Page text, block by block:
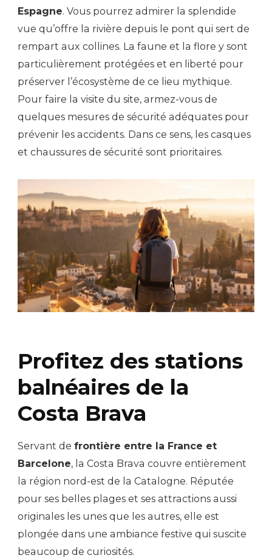
Espagne. Vous pourrez admirer la splendide
vue qu’offre la rivière depuis le pont qui sert de
rempart aux collines. La faune et la flore y sont
particulièrement protégées et en liberté pour
préserver l’écosystème de ce lieu mythique.
Pour faire la visite du site, armez-vous de
quelques mesures de sécurité adéquates pour
prévenir les accidents. Dans ce sens, les casques
et chaussures de sécurité sont prioritaires.
Profitez des stations
balnéaires de la
Costa Brava
Servant de frontière entre la France et
Barcelone, la Costa Brava couvre entièrement
la région nord-est de la Catalogne. Réputée
pour ses belles plages et ses attractions aussi
originales les unes que les autres, elle est
plongée dans une ambiance festive qui suscite
beaucoup de curiosités.